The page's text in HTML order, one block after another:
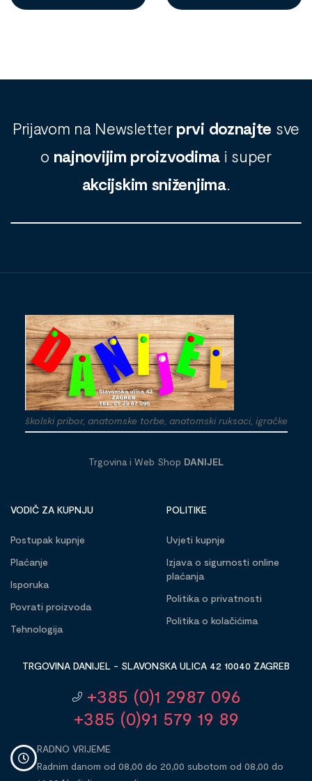
Prijavom na Newsletter prvi doznajte sve
o najnovijim proizvodima i super
akcijskim sniženjima.
školski pribor, anatomske torbe, anatomski ruksaci, igračke
Trgovina i Web Shop DANIJEL
VODIČ ZA KUPNJU
Postupak kupnje
Plaćanje
Isporuka
Povrati proizvoda
Tehnologija
POLITIKE
Uvjeti kupnje
Izjava o sigurnosti online
plaćanja
Politika o privatnosti
Politika o kolačićima
TRGOVINA DANIJEL - SLAVONSKA ULICA 42 10040 ZAGREB
+385 (0)1 2987 096
+385 (0)91 579 19 89
RADNO VRIJEME
Radnim danom od 08,00 do 20,00 subotom od 08,00 do